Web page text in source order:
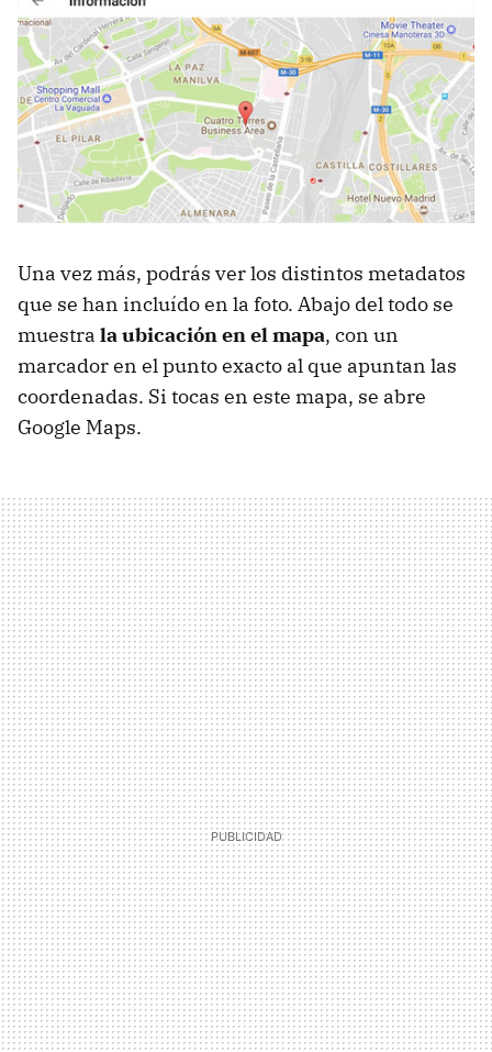
Una vez más, podrás ver los distintos metadatos
que se han incluído en la foto. Abajo del todo se
muestra la ubicación en el mapa, con un
marcador en el punto exacto al que apuntan las
coordenadas. Si tocas en este mapa, se abre
Google Maps.